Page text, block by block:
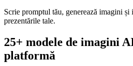
Scrie promptul tău, generează imagini și
prezentările tale.
25+ modele de imagini
platformă